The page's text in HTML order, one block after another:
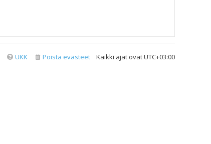
Kaikki ajat ovatUTC+03:00
Poista evästeet
UKK